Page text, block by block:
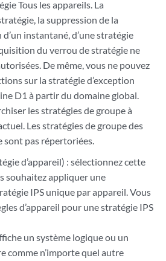
Tous les appareils. La
la suppression de la
instantané, d’une stratégie
du verrou de stratégie ne
De même, vous ne pouvez
sur la stratégie d’exception
D1 à partir du domaine global.
les stratégies de groupe à
Les stratégies de groupe des
sont pas répertoriées.
d’appareil) : sélectionnez cette
souhaitez appliquer une
IPS unique par appareil. Vous
d’appareil pour une stratégie IPS
un système logique ou un
comme n’importe quel autre